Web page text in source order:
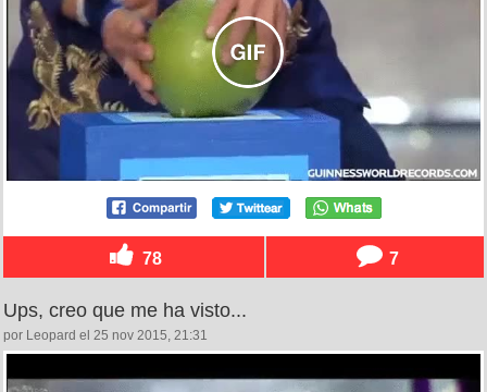
78 7
Ups, creo que me ha visto...
por Leopard el 25 nov 2015, 21:31